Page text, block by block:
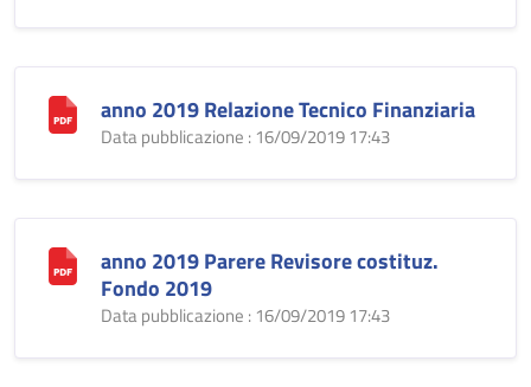
anno 2019 Relazione Tecnico Finanziaria
Data pubblicazione : 16/09/2019 17:43
anno 2019 Parere Revisore costituz.
Fondo 2019
Data pubblicazione : 16/09/2019 17:43